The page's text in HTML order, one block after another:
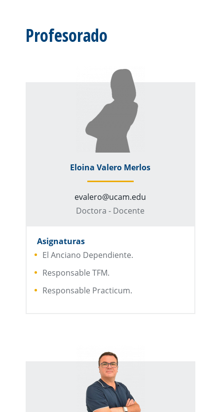
Profesorado
Eloina Valero Merlos
evalero@ucam.edu
Doctora - Docente
Asignaturas
El Anciano Dependiente.
Responsable TFM.
Responsable Practicum.